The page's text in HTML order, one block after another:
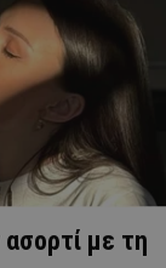
με τη